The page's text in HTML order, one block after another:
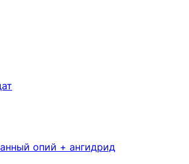
опий + ангидрид